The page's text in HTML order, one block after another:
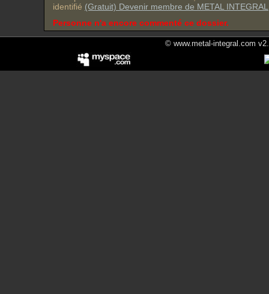
identifié (Gratuit) Devenir membre de METAL INTEGRAL
Personne n'a encore commenté ce dossier.
© www.metal-integral.com